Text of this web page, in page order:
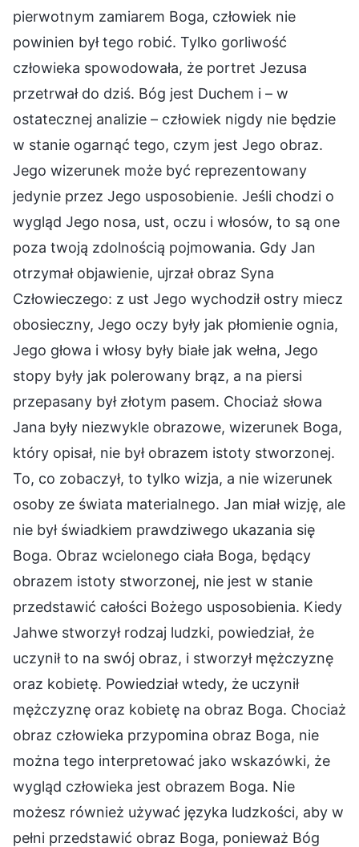
pierwotnym zamiarem Boga, człowiek nie
powinien był tego robić. Tylko gorliwość
człowieka spowodowała, że portret Jezusa
przetrwał do dziś. Bóg jest Duchem i – w
ostatecznej analizie – człowiek nigdy nie będzie
w stanie ogarnąć tego, czym jest Jego obraz.
Jego wizerunek może być reprezentowany
jedynie przez Jego usposobienie. Jeśli chodzi o
wygląd Jego nosa, ust, oczu i włosów, to są one
poza twoją zdolnością pojmowania. Gdy Jan
otrzymał objawienie, ujrzał obraz Syna
Człowieczego: z ust Jego wychodził ostry miecz
obosieczny, Jego oczy były jak płomienie ognia,
Jego głowa i włosy były białe jak wełna, Jego
stopy były jak polerowany brąz, a na piersi
przepasany był złotym pasem. Chociaż słowa
Jana były niezwykle obrazowe, wizerunek Boga,
który opisał, nie był obrazem istoty stworzonej.
To, co zobaczył, to tylko wizja, a nie wizerunek
osoby ze świata materialnego. Jan miał wizję, ale
nie był świadkiem prawdziwego ukazania się
Boga. Obraz wcielonego ciała Boga, będący
obrazem istoty stworzonej, nie jest w stanie
przedstawić całości Bożego usposobienia. Kiedy
Jahwe stworzył rodzaj ludzki, powiedział, że
uczynił to na swój obraz, i stworzył mężczyznę
oraz kobietę. Powiedział wtedy, że uczynił
mężczyznę oraz kobietę na obraz Boga. Chociaż
obraz człowieka przypomina obraz Boga, nie
można tego interpretować jako wskazówki, że
wygląd człowieka jest obrazem Boga. Nie
możesz również używać języka ludzkości, aby w
pełni przedstawić obraz Boga, ponieważ Bóg